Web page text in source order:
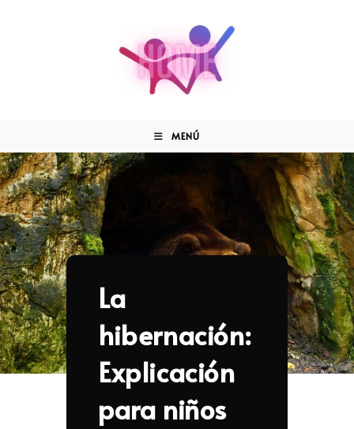
MENÚ
La
hibernación:
Explicación
para niños